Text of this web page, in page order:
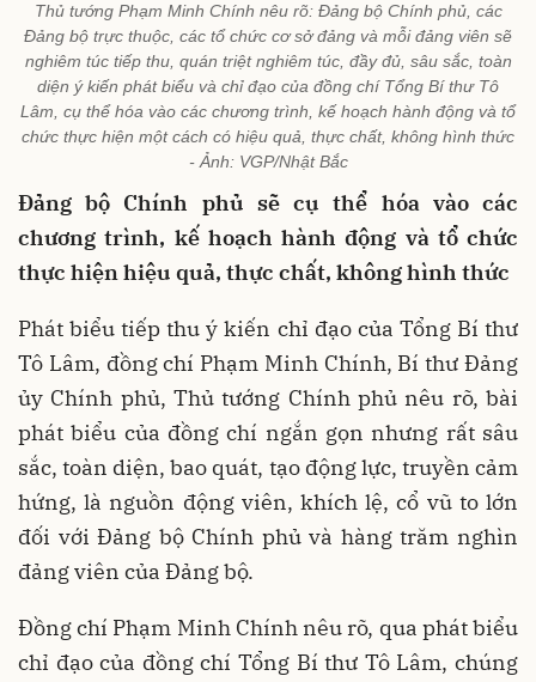
Thủ tướng Phạm Minh Chính nêu rõ: Đảng bộ Chính phủ, các
Đảng bộ trực thuộc, các tổ chức cơ sở đảng và mỗi đảng viên sẽ
nghiêm túc tiếp thu, quán triệt nghiêm túc, đầy đủ, sâu sắc, toàn
diện ý kiến phát biểu và chỉ đạo của đồng chí Tổng Bí thư Tô
Lâm, cụ thể hóa vào các chương trình, kế hoạch hành động và tổ
chức thực hiện một cách có hiệu quả, thực chất, không hình thức
- Ảnh: VGP/Nhật Bắc
Đảng bộ Chính phủ sẽ cụ thể hóa vào các
chương trình, kế hoạch hành động và tổ chức
thực hiện hiệu quả, thực chất, không hình thức
Phát biểu tiếp thu ý kiến chỉ đạo của Tổng Bí thư
Tô Lâm, đồng chí Phạm Minh Chính, Bí thư Đảng
ủy Chính phủ, Thủ tướng Chính phủ nêu rõ, bài
phát biểu của đồng chí ngắn gọn nhưng rất sâu
sắc, toàn diện, bao quát, tạo động lực, truyền cảm
hứng, là nguồn động viên, khích lệ, cổ vũ to lớn
đối với Đảng bộ Chính phủ và hàng trăm nghìn
đảng viên của Đảng bộ.
Đồng chí Phạm Minh Chính nêu rõ, qua phát biểu
chỉ đạo của đồng chí Tổng Bí thư Tô Lâm, chúng